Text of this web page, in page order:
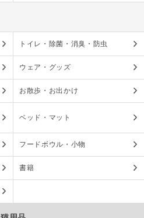
トイレ・除菌・消臭・防虫
ウェア・グッズ
お散歩・お出かけ
ベッド・マット
フードボウル・小物
書籍